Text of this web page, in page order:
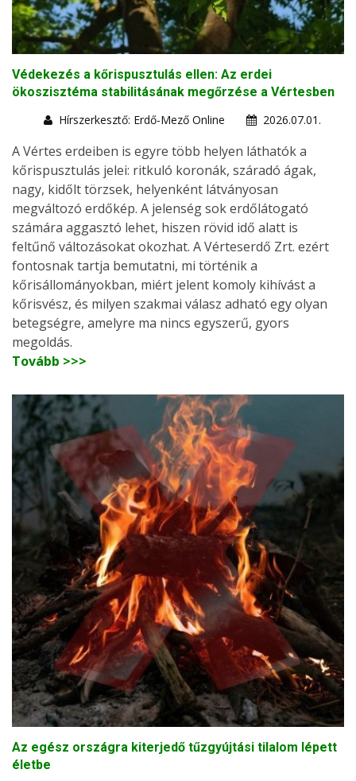
Védekezés a kőrispusztulás ellen: Az erdei
ökoszisztéma stabilitásának megőrzése a Vértesben
Hírszerkesztő: Erdő-Mező Online
2026.07.01.
A Vértes erdeiben is egyre több helyen láthatók a
kőrispusztulás jelei: ritkuló koronák, száradó ágak,
nagy, kidőlt törzsek, helyenként látványosan
megváltozó erdőkép. A jelenség sok erdőlátogató
számára aggasztó lehet, hiszen rövid idő alatt is
feltűnő változásokat okozhat. A Vérteserdő Zrt. ezért
fontosnak tartja bemutatni, mi történik a
kőrisállományokban, miért jelent komoly kihívást a
kőrisvész, és milyen szakmai válasz adható egy olyan
betegségre, amelyre ma nincs egyszerű, gyors
megoldás.
Tovább >>>
Az egész országra kiterjedő tűzgyújtási tilalom lépett
életbe